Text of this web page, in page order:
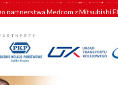
partnerstwa Medcom z Mitsubishi
znów szuka dostawcy
kolejowych w północnej
nowe standardy kategoryzacji